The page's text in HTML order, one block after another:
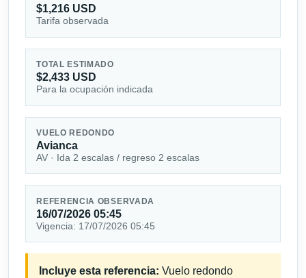
$1,216 USD
Tarifa observada
TOTAL ESTIMADO
$2,433 USD
Para la ocupación indicada
VUELO REDONDO
Avianca
AV · Ida 2 escalas / regreso 2 escalas
REFERENCIA OBSERVADA
16/07/2026 05:45
Vigencia: 17/07/2026 05:45
Incluye esta referencia: Vuelo redondo